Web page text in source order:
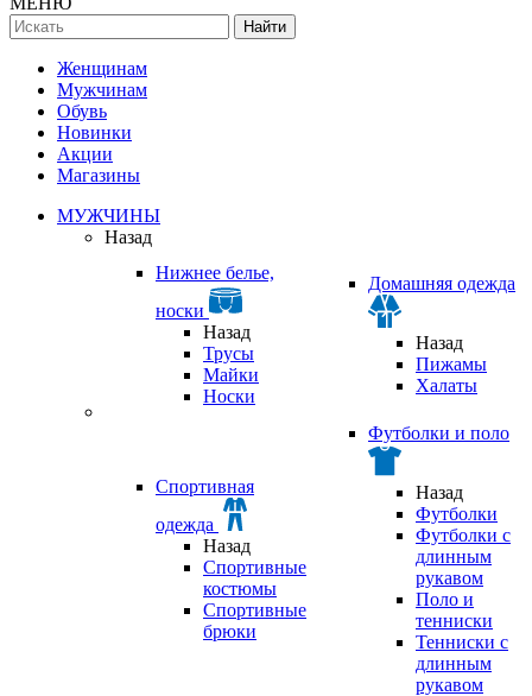
Найти
Женщинам
Мужчинам
Обувь
Новинки
Акции
Магазины
МУЖЧИНЫ
Назад
Нижнее белье,
носки
Назад
Трусы
Майки
Носки
Домашняя одежда
Назад
Пижамы
Халаты
Спортивная
одежда
Назад
Спортивные
костюмы
Спортивные
брюки
Футболки и поло
Назад
Футболки
Футболки с
длинным
рукавом
Поло и
тенниски
Тенниски с
длинным
рукавом